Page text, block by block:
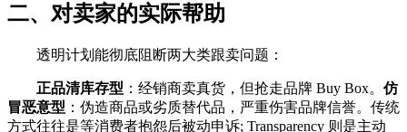
二、对卖家的实际帮助
透明计划能彻底阻断两大类跟卖问题：
正品清库存型 ：经销商卖真货，但抢走品牌 Buy Box。 仿
冒恶意型 ：伪造商品或劣质替代品，严重伤害品牌信誉。传统
方式往往是等消费者抱怨后被动申诉; Transparency 则是主动